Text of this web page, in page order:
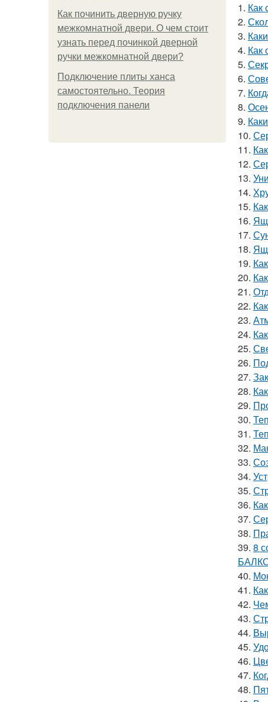
Как починить дверную ручку
межкомнатной двери. О чем стоит
узнать перед починкой дверной
ручки межкомнатной двери?
Подключение плиты ханса
самостоятельно. Теория
подключения панели
1. Как
2.
3.
4. Как
5.
6.
7.
8.
9.
10.
11.
12.
13.
14.
15.
16.
17.
18.
19.
20.
21.
22.
23.
24.
25.
26.
27.
28.
29.
30.
31.
32.
33.
34.
35.
36.
37.
38.
39. 8
40.
41.
42.
43.
44.
45.
46.
47.
48.